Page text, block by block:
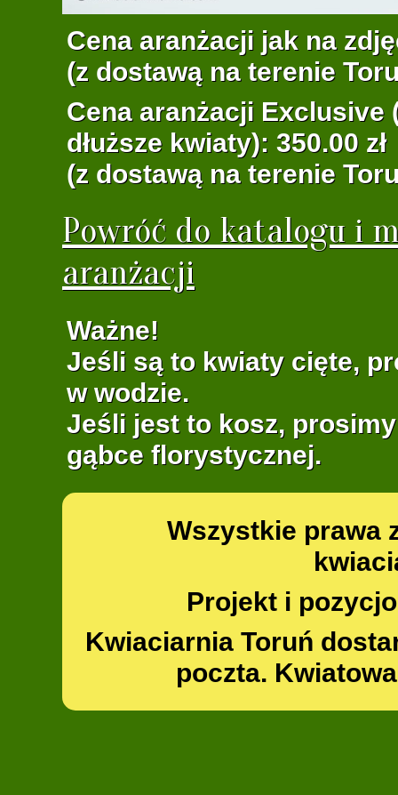
Cena aranżacji jak na
(z dostawą na terenie
Cena aranżacji
dłuższe kwiaty): 350.00 zł
(z dostawą na terenie
Powróć do katalogu i
aranżacji
Ważne!
Jeśli są to kwiaty cięte,
w wodzie.
Jeśli jest to kosz,
gąbce florystycznej.
Wszystkie prawa
Projekt i
Kwiaciarnia Toruń
poczta.